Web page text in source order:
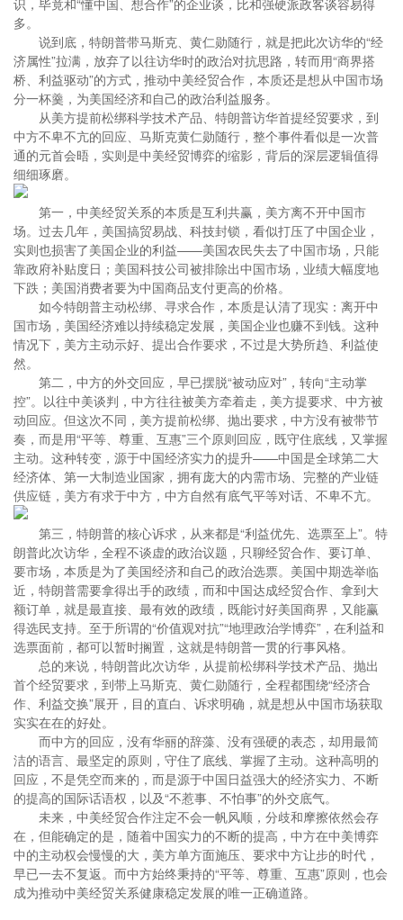
识，毕竟和“懂中国、想合作”的企业谈，比和强硬派政客谈容易得
多。
说到底，特朗普带马斯克、黄仁勋随行，就是把此次访华的“经
济属性”拉满，放弃了以往访华时的政治对抗思路，转而用“商界搭
桥、利益驱动”的方式，推动中美经贸合作，本质还是想从中国市场
分一杯羹，为美国经济和自己的政治利益服务。
从美方提前松绑科学技术产品、特朗普访华首提经贸要求，到
中方不卑不亢的回应、马斯克黄仁勋随行，整个事件看似是一次普
通的元首会晤，实则是中美经贸博弈的缩影，背后的深层逻辑值得
细细琢磨。
第一，中美经贸关系的本质是互利共赢，美方离不开中国市
场。过去几年，美国搞贸易战、科技封锁，看似打压了中国企业，
实则也损害了美国企业的利益——美国农民失去了中国市场，只能
靠政府补贴度日；美国科技公司被排除出中国市场，业绩大幅度地
下跌；美国消费者要为中国商品支付更高的价格。
如今特朗普主动松绑、寻求合作，本质是认清了现实：离开中
国市场，美国经济难以持续稳定发展，美国企业也赚不到钱。这种
情况下，美方主动示好、提出合作要求，不过是大势所趋、利益使
然。
第二，中方的外交回应，早已摆脱“被动应对”，转向“主动掌
控”。以往中美谈判，中方往往被美方牵着走，美方提要求、中方被
动回应。但这次不同，美方提前松绑、抛出要求，中方没有被带节
奏，而是用“平等、尊重、互惠”三个原则回应，既守住底线，又掌握
主动。这种转变，源于中国经济实力的提升——中国是全球第二大
经济体、第一大制造业国家，拥有庞大的内需市场、完整的产业链
供应链，美方有求于中方，中方自然有底气平等对话、不卑不亢。
第三，特朗普的核心诉求，从来都是“利益优先、选票至上”。特
朗普此次访华，全程不谈虚的政治议题，只聊经贸合作、要订单、
要市场，本质是为了美国经济和自己的政治选票。美国中期选举临
近，特朗普需要拿得出手的政绩，而和中国达成经贸合作、拿到大
额订单，就是最直接、最有效的政绩，既能讨好美国商界，又能赢
得选民支持。至于所谓的“价值观对抗”“地理政治学博弈”，在利益和
选票面前，都可以暂时搁置，这就是特朗普一贯的行事风格。
总的来说，特朗普此次访华，从提前松绑科学技术产品、抛出
首个经贸要求，到带上马斯克、黄仁勋随行，全程都围绕“经济合
作、利益交换”展开，目的直白、诉求明确，就是想从中国市场获取
实实在在的好处。
而中方的回应，没有华丽的辞藻、没有强硬的表态，却用最简
洁的语言、最坚定的原则，守住了底线、掌握了主动。这种高明的
回应，不是凭空而来的，而是源于中国日益强大的经济实力、不断
的提高的国际话语权，以及“不惹事、不怕事”的外交底气。
未来，中美经贸合作注定不会一帆风顺，分歧和摩擦依然会存
在，但能确定的是，随着中国实力的不断的提高，中方在中美博弈
中的主动权会慢慢的大，美方单方面施压、要求中方让步的时代，
早已一去不复返。而中方始终秉持的“平等、尊重、互惠”原则，也会
成为推动中美经贸关系健康稳定发展的唯一正确道路。